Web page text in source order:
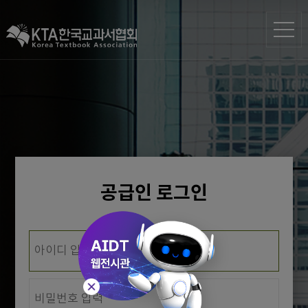
공급인 로그인